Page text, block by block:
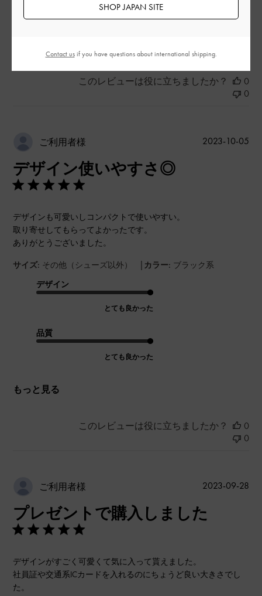
とても良かった
このレビューは役に立ちましたか？
0
0
ご利用者様
デザイン使いやすさ◎
デザインも可愛いしコンパクトで使いやすい。
取り寄せしてもらってよかったです。
ありがとうございました。
サイズ: その他（シューズ以外） | カラー: ブラック系
デザイン
とても良かった
品質
とても良かった
もっと見る
公
2023-10-05
このレビューは役に立ちましたか？
0
0
ご利用者様
プレゼントで購入しました
デザインがすごく可愛くて気に入って貰えました。
社員証や交通系ICカードを入れるのにちょうど良い大きさでし
た。
公
2023-09-28
SHOP JAPAN SITE
Contact usif you have questions about international shipping.